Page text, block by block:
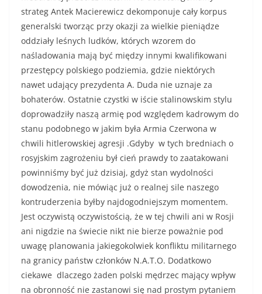
strateg Antek Macierewicz dekomponuje cały korpus
generalski tworząc przy okazji za wielkie pieniądze
oddziały leśnych ludków, których wzorem do
naśladowania mają być między innymi kwalifikowani
przestępcy polskiego podziemia, gdzie niektórych
nawet udający prezydenta A. Duda nie uznaje za
bohaterów. Ostatnie czystki w iście stalinowskim stylu
doprowadziły naszą armię pod względem kadrowym do
stanu podobnego w jakim była Armia Czerwona w
chwili hitlerowskiej agresji .Gdyby w tych bredniach o
rosyjskim zagrożeniu był cień prawdy to zaatakowani
powinniśmy być już dzisiaj, gdyż stan wydolności
dowodzenia, nie mówiąc już o realnej sile naszego
kontruderzenia byłby najdogodniejszym momentem.
Jest oczywistą oczywistością, że w tej chwili ani w Rosji
ani nigdzie na świecie nikt nie bierze poważnie pod
uwagę planowania jakiegokolwiek konfliktu militarnego
na granicy państw członków N.A.T.O. Dodatkowo
ciekawe dlaczego żaden polski mędrzec mający wpływ
na obronność nie zastanowi się nad prostym pytaniem